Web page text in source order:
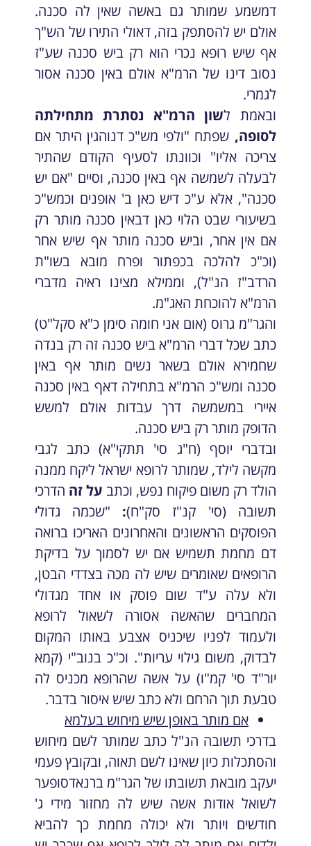
דמשמע שמותר גם באשה שאין לה סכנה.
אולם יש להסתפק בזה, דאולי התירו של הש"ך
אף שיש רופא נכרי הוא רק ביש סכנה שע"ז
נסוב דינו של הרמ"א אולם באין סכנה אסור
לגמרי.
ובאמת לשון הרמ"א נסתרת מתחילתה
לסופה, שפתח "ולפי מש"כ דנוהגין היתר אם
צריכה אליו" וכוונתו לסעיף הקודם שהתיר
לבעלה לשמשה אף באין סכנה, וסיים "אם יש
סכנה", אלא ע"כ דיש כאן ב' אופנים וכמש"כ
בשיעורי שבט הלוי כאן דבאין סכנה מותר רק
אם אין אחר, וביש סכנה מותר אף שיש אחר
(וכ"כ להלכה בכפתור ופרח מובא בשו"ת
הרדב"ז הנ"ל), וממילא מצינו ראיה מדברי
הרמ"א להוכחת האג"מ.
והגר"מ גרוס (אום אני חומה סימן כ"א סקל"ט)
כתב שכל דברי הרמ"א ביש סכנה זה רק בנדה
שחמירא אולם בשאר נשים מותר אף באין
סכנה ומש"כ הרמ"א בתחילה דאף באין סכנה
איירי במשמשה דרך עבדות אולם למשש
הדופק מותר רק ביש סכנה.
ובדברי יוסף (ח"ג סי' תתקי"א) כתב לגבי
מקשה לילד, שמותר לרופא ישראל ליקח ממנה
הולד רק משום פיקוח נפש, וכתב על זה הדרכי
תשובה (סי' קנ"ז סק"ח): "שכמה גדולי
הפוסקים הראשונים והאחרונים האריכו ברואה
דם מחמת תשמיש אם יש לסמוך על בדיקת
הרופאים שאומרים שיש לה מכה בצדדי הבטן,
ולא עלה ע"ד שום פוסק או אחד מגדולי
המחברים שהאשה אסורה לשאול לרופא
ולעמוד לפניו שיכניס אצבע באותו המקום
לבדוק, משום גילוי עריות". וכ"כ בנוב"י (קמא
יור"ד סי' קמ"ו) על אשה שהרופא מכניס לה
טבעת תוך הרחם ולא כתב שיש איסור בדבר.
אם מותר באופן שיש מיחוש בעלמא
בדרכי תשובה הנ"ל כתב שמותר לשם מיחוש
והסתכלות כיון שאינו לשם תאוה, ובקובץ פעמי
יעקב מובאת תשובתו של הגר"מ ברנאדסופער
לשואל אודות אשה שיש לה מחזור מידי ג'
חודשים ויותר ולא יכולה מחמת כך להביא